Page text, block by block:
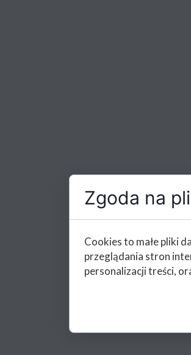
Zgoda na
Cookies to małe pliki
przeglądania stron
personalizacji treści,